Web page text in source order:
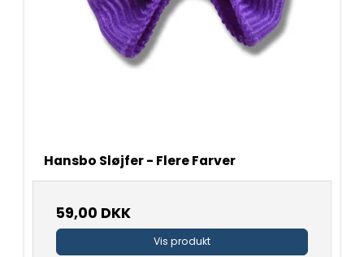
Hansbo Sløjfer - Flere Farver
59,00 DKK
Vis produkt